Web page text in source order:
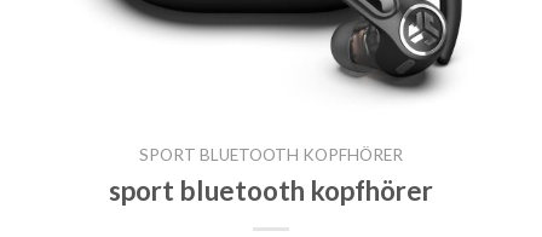
SPORT BLUETOOTH KOPFHÖRER
sport bluetooth kopfhörer